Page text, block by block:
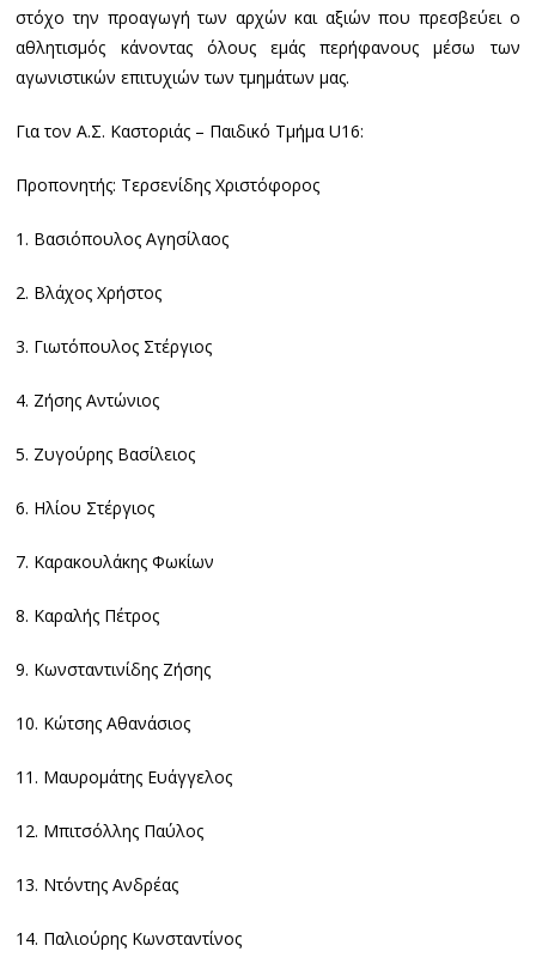
στόχο την προαγωγή των αρχών και αξιών που πρεσβεύει ο
αθλητισμός κάνοντας όλους εμάς περήφανους μέσω των
αγωνιστικών επιτυχιών των τμημάτων μας.
Για τον Α.Σ. Καστοριάς – Παιδικό Τμήμα U16:
Προπονητής: Τερσενίδης Χριστόφορος
1. Βασιόπουλος Αγησίλαος
2. Βλάχος Χρήστος
3. Γιωτόπουλος Στέργιος
4. Ζήσης Αντώνιος
5. Ζυγούρης Βασίλειος
6. Ηλίου Στέργιος
7. Καρακουλάκης Φωκίων
8. Καραλής Πέτρος
9. Κωνσταντινίδης Ζήσης
10. Κώτσης Αθανάσιος
11. Μαυρομάτης Ευάγγελος
12. Μπιτσόλλης Παύλος
13. Ντόντης Ανδρέας
14. Παλιούρης Κωνσταντίνος